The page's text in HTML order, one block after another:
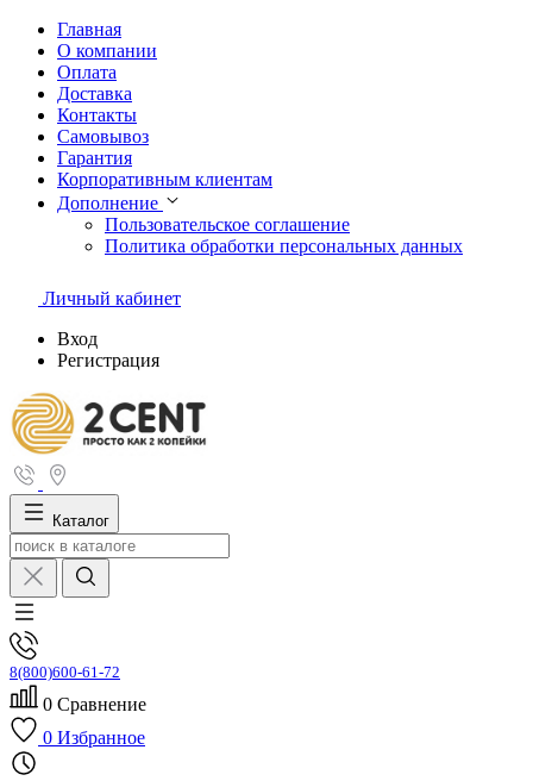
Главная
О компании
Оплата
Доставка
Контакты
Самовывоз
Гарантия
Корпоративным клиентам
Дополнение
Пользовательское соглашение
Политика обработки персональных данных
Личный кабинет
Вход
Регистрация
Каталог
8(800)600-61-72
0 Сравнение
0 Избранное